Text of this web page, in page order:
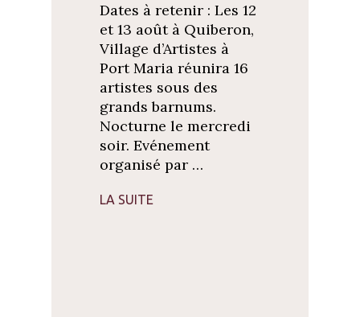
Dates à retenir : Les 12
et 13 août à Quiberon,
Village d’Artistes à
Port Maria réunira 16
artistes sous des
grands barnums.
Nocturne le mercredi
soir. Evénement
organisé par …
LA SUITE